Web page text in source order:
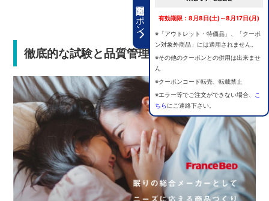
期間限定クーポン 有効期限：8月8日(土)～8月17日(月)
※「アウトレット・特価品」、「クーポ
ン対象外商品」には適用されません。
※その他のクーポンとの併用は出来ませ
ん
※クーポンコード転売、転載禁止
※エラー等でご注文ができない場合、
こ
ちらにご連絡下さい。
徹底的な試験と品質管理で安心の選択